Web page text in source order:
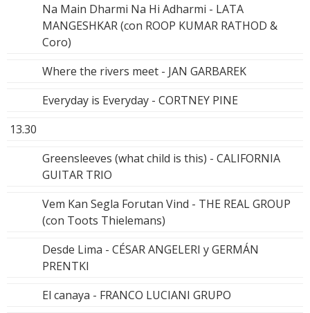
Na Main Dharmi Na Hi Adharmi - LATA
MANGESHKAR (con ROOP KUMAR RATHOD &
Coro)
Where the rivers meet - JAN GARBAREK
Everyday is Everyday - CORTNEY PINE
13.30
Greensleeves (what child is this) - CALIFORNIA
GUITAR TRIO
Vem Kan Segla Forutan Vind - THE REAL GROUP
(con Toots Thielemans)
Desde Lima - CÉSAR ANGELERI y GERMÁN
PRENTKI
El canaya - FRANCO LUCIANI GRUPO